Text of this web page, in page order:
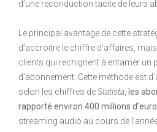
d’une reconduction tacite de leurs
Le principal avantage de cette
d’accroitre le chiffre d’affaires,
clients qui rechignent à entamer un
d’abonnement. Cette méthode est
selon les chiffres deStatista les
rapporté environ 400 millions
streaming audio au cours de